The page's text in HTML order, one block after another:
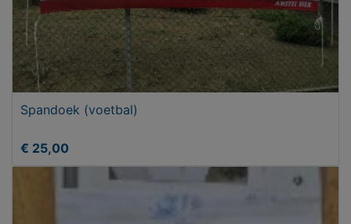
Spandoek (voetbal)
€ 25,00